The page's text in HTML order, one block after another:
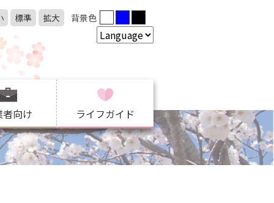
標準 拡大 背景色
者向け ライフガイド